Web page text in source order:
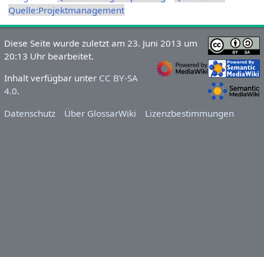
Quelle:Projektmanagement
Diese Seite wurde zuletzt am 23. Juni 2013 um
20:13 Uhr bearbeitet.
Inhalt verfügbar unter CC BY-SA
4.0.
Datenschutz
Über GlossarWiki Lizenzbestimmungen